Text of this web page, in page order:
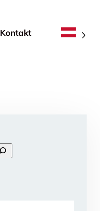
Kontakt